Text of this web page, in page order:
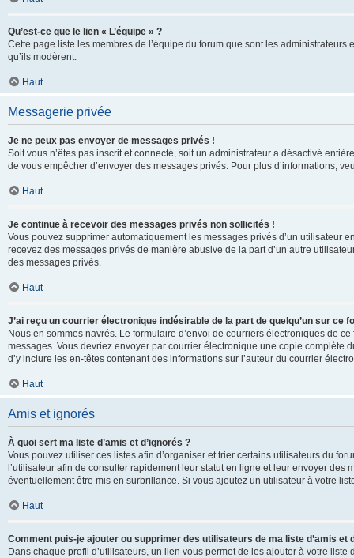
Qu’est-ce que le lien « L’équipe » ?
Cette page liste les membres de l’équipe du forum que sont les
qu’ils modèrent.
Haut
Messagerie privée
Je ne peux pas envoyer de messages privés !
Soit vous n’êtes pas inscrit et connecté, soit un administrateur a désactivé
de vous empêcher d’envoyer des messages privés. Pour plus d’informations,
Haut
Je continue à recevoir des messages privés non sollicités !
Vous pouvez supprimer automatiquement les messages privés d’un utilisateur
recevez des messages privés de manière abusive de la part d’un autre
des messages privés.
Haut
J’ai reçu un courrier électronique indésirable de la part de quelqu’un sur ce
Nous en sommes navrés. Le formulaire d’envoi de courriers électroniques de
messages. Vous devriez envoyer par courrier électronique une copie complète
d’y inclure les en-têtes contenant des informations sur l’auteur du courrier
Haut
Amis et ignorés
À quoi sert ma liste d’amis et d’ignorés ?
Vous pouvez utiliser ces listes afin d’organiser et trier certains utilisateurs du
l’utilisateur afin de consulter rapidement leur statut en ligne et leur envoyer
éventuellement être mis en surbrillance. Si vous ajoutez un utilisateur à votre
Haut
Comment puis-je ajouter ou supprimer des utilisateurs de ma liste d’amis et
Dans chaque profil d’utilisateurs, un lien vous permet de les ajouter à votre